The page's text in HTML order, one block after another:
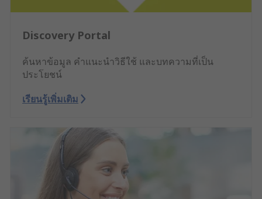
Discovery Portal
ค้นหาข้อมูล คำแนะนำวิธีใช้ และบทความที่เป็น
ประโยชน์
เรียนรู้เพิ่มเติม